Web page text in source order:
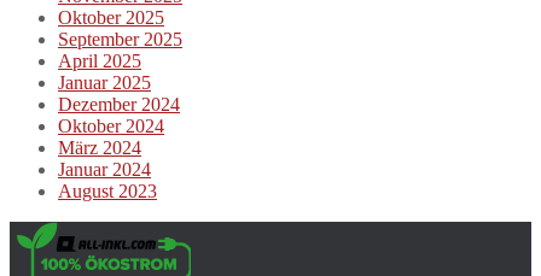
Oktober 2025
September 2025
April 2025
Januar 2025
Dezember 2024
Oktober 2024
März 2024
Januar 2024
August 2023